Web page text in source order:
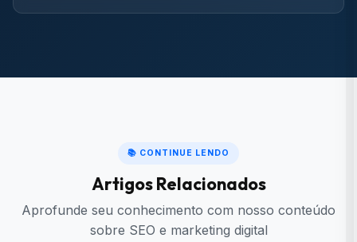
📚 CONTINUE LENDO
Artigos Relacionados
Aprofunde seu conhecimento com nosso conteúdo
sobre SEO e marketing digital